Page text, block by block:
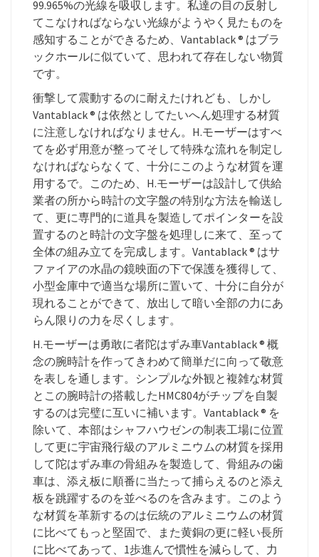
99.965%の光線を吸収します。私達の目の反射し
てこなければならない光線がようやく見たものを
感知することができるため、Vantablack ® はブラ
ックホールに似ていて、思われて存在しない物質
です。
衝撃して震動するのに耐えたけれども、しかし
Vantablack ® は依然としてたいへん処理する材質
に注意しなければなりません。H.モーザーはすべ
てを必ず用意が整ってそして特殊な流れを制定し
なければならなくて、十分にこのような材質を運
用するで。このため、H.モーザーは設計して供給
業者の所から時計の文字盤の特別な方法を輸送し
て、更に専門的に道具を製造してポインターを設
置するのと時計の文字盤を処理しに来て、至って
全体の組み立てを完成します。Vantablack ® はサ
ファイアの水晶の鏡映面の下で保護を獲得して、
小型金庫中で適当な場所に置いて、十分に自分が
現れることができて、放出して暗い全部の力にあ
らん限りの力を尽くします。
H.モーザーは勇敢に者陀はずみ車Vantablack ® 概
念の腕時計を作ってきわめて簡単だに向って敬意
を表しを通します。シンプルな外観と複雑な材質
とこの腕時計の搭載したHMC804がチップを自製
するのは完璧に互いに補います。Vantablack ® を
除いて、本部はシャフハウゼンの制表工場に位置
して更に宇宙飛行級のアルミニウムの材質を採用
して陀はずみ車の骨組みを製造して、骨組みの歯
車は、添え板に順番に当たって捕らえるのと添え
板を跳躍するのを並べるのを含みます。このよう
な材質を革新するのは伝統のアルミニウムの材質
に比べてもっと堅固で、また黄銅の更に軽い長所
に比べてあって、1歩進んで慣性を減らして、力